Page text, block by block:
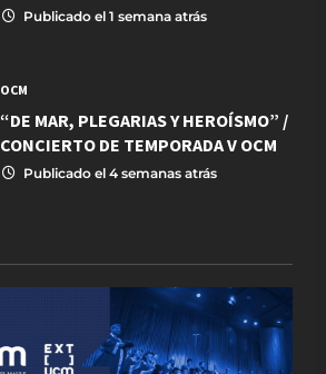
Publicado el 1 semana atrás
OCM
“DE MAR, PLEGARIAS Y HEROÍSMO” /
CONCIERTO DE TEMPORADA V OCM
Publicado el 4 semanas atrás